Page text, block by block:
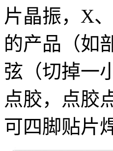
片晶振，X
的产品（如
弦（切掉一
点胶，点胶
可四脚贴片